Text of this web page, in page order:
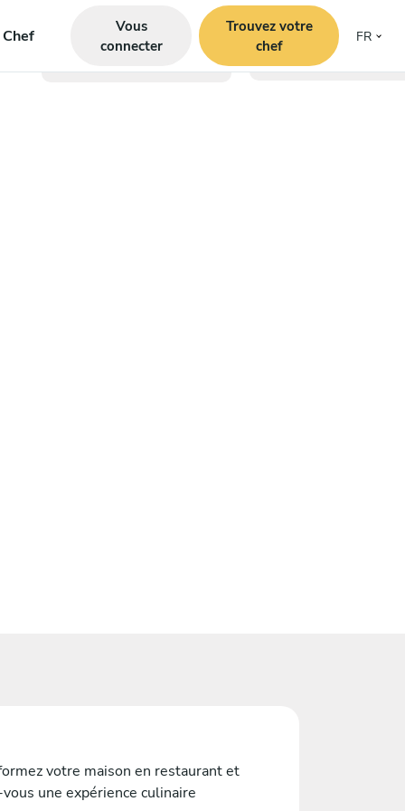
Vous
connecter
Trouvez votre
chef
FR
votre maison en restaurant et
une expérience culinaire